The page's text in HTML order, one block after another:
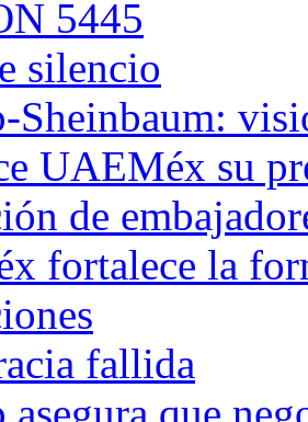
5445
silencio
Sheinbaum:
UAEMéx su
de
fortalece la
fallida
que